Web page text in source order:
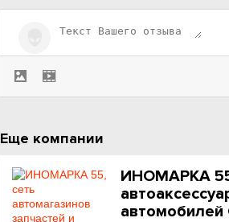
Еще компании
ИНОМАРКА 55,
автомобилей